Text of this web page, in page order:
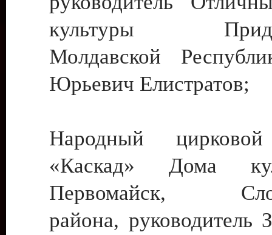
культуры
Молдавской
Юрьевич Елистратов;
Народный цирковой
«Каскад» Дома
Первомайск,
района, руководитель